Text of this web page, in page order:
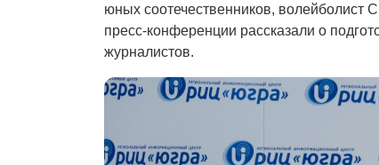
юных соотечественников,
пресс-конференции рассказали о
журналистов.